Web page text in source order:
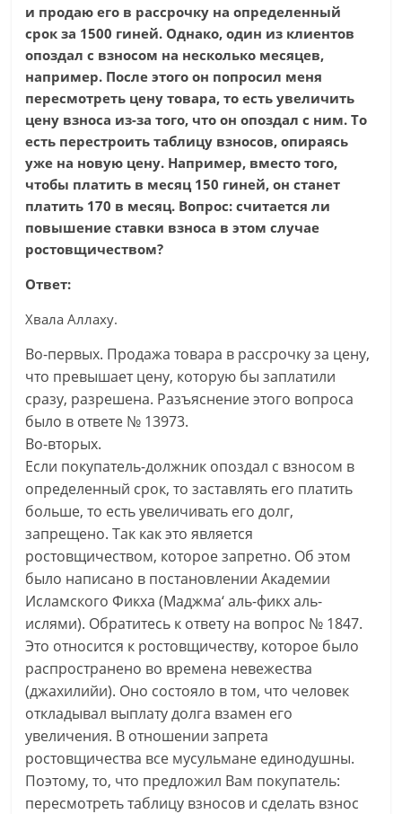
и продаю его в рассрочку на определенный
срок за 1500 гиней. Однако, один из клиентов
опоздал с взносом на несколько месяцев,
например. После этого он попросил меня
пересмотреть цену товара, то есть увеличить
цену взноса из-за того, что он опоздал с ним. То
есть перестроить таблицу взносов, опираясь
уже на новую цену. Например, вместо того,
чтобы платить в месяц 150 гиней, он станет
платить 170 в месяц. Вопрос: считается ли
повышение ставки взноса в этом случае
ростовщичеством?
Ответ:
Хвала Аллаху.
Во-первых. Продажа товара в рассрочку за цену,
что превышает цену, которую бы заплатили
сразу, разрешена. Разъяснение этого вопроса
было в ответе № 13973.
Во-вторых.
Если покупатель-должник опоздал с взносом в
определенный срок, то заставлять его платить
больше, то есть увеличивать его долг,
запрещено. Так как это является
ростовщичеством, которое запретно. Об этом
было написано в постановлении Академии
Исламского Фикха (Маджма‘ аль-фикх аль-
ислями). Обратитесь к ответу на вопрос № 1847.
Это относится к ростовщичеству, которое было
распространено во времена невежества
(джахилийи). Оно состояло в том, что человек
откладывал выплату долга взамен его
увеличения. В отношении запрета
ростовщичества все мусульмане единодушны.
Поэтому, то, что предложил Вам покупатель:
пересмотреть таблицу взносов и сделать взнос